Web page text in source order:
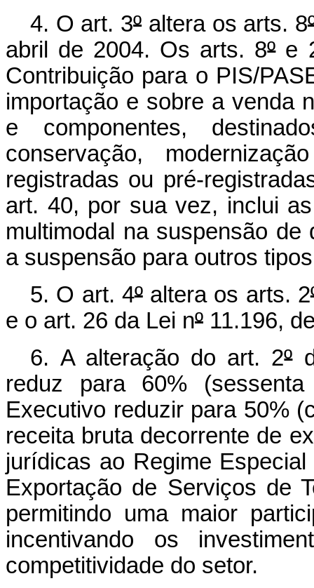
4. O art. 3ºaltera os arts. 8
abril de 2004. Os arts. 8ºe
Contribuição para o PIS/
importação e sobre a venda
e componentes,
conservação,
registradas ou pré-
art. 40, por sua vez, inclui
multimodal na suspensão
a suspensão para outros
5. O art. 4ºaltera os arts. 2
e o art. 26 da Lei nº 11.196,
6. A alteração do art. 2º
reduz para 60%
Executivo reduzir para 50%
receita bruta decorrente de
jurídicas ao Regime
Exportação de Serviços de
permitindo uma maior
incentivando os
competitividade do setor.